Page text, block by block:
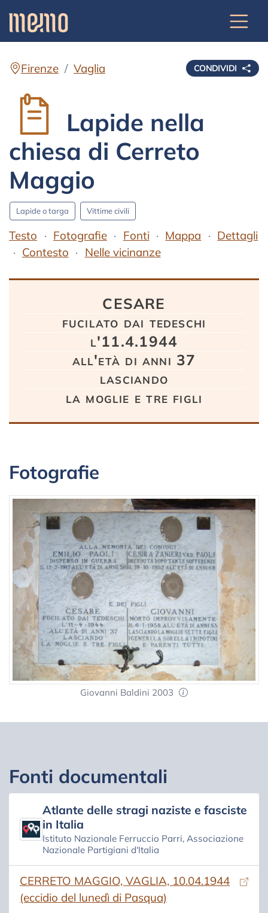
CONDIVIDI
Firenze Vaglia
Lapide nella
chiesa di Cerreto
Maggio
Lapide o targa Vittime civili
Testo Fotografie Fonti Mappa
Dettagli
Contesto
Nelle vicinanze
CESARE
fucilato dai tedeschi
l'11.4.1944
all'età di anni 37
lasciando
la moglie e tre figli
Fotografie
Giovanni Baldini 2003
Fonti documentali
Atlante delle stragi naziste e fasciste
in Italia
Istituto Nazionale Ferruccio Parri, Associazione
Nazionale Partigiani d'Italia
CERRETO MAGGIO, VAGLIA, 10.04.1944
(eccidio del lunedì di Pasqua)
(si apre in una nuova scheda)